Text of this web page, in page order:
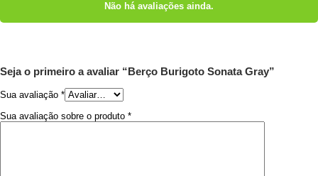
Não há avaliações ainda.
Seja o primeiro a avaliar “Berço Burigoto Sonata Gray”
Sua avaliação *
Sua avaliação sobre o produto *